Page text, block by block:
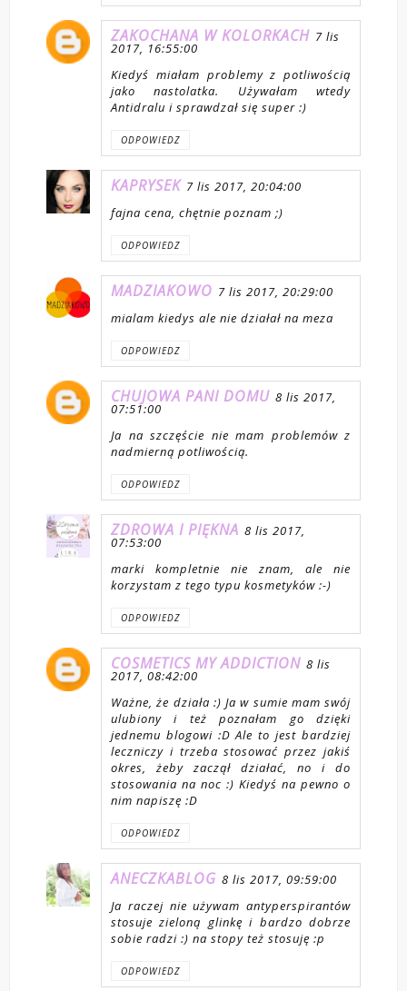
ZAKOCHANA W KOLORKACH 7 lis
2017, 16:55:00
Kiedyś miałam problemy z potliwością
jako nastolatka. Używałam wtedy
Antidralu i sprawdzał się super :)
ODPOWIEDZ
KAPRYSEK 7 lis 2017, 20:04:00
fajna cena, chętnie poznam ;)
ODPOWIEDZ
MADZIAKOWO 7 lis 2017, 20:29:00
mialam kiedys ale nie działał na meza
ODPOWIEDZ
CHUJOWA PANI DOMU 8 lis 2017,
07:51:00
Ja na szczęście nie mam problemów z
nadmierną potliwością.
ODPOWIEDZ
ZDROWA I PIĘKNA 8 lis 2017,
07:53:00
marki kompletnie nie znam, ale nie
korzystam z tego typu kosmetyków :-)
ODPOWIEDZ
COSMETICS MY ADDICTION 8 lis
2017, 08:42:00
Ważne, że działa :) Ja w sumie mam swój
ulubiony i też poznałam go dzięki
jednemu blogowi :D Ale to jest bardziej
leczniczy i trzeba stosować przez jakiś
okres, żeby zaczął działać, no i do
stosowania na noc :) Kiedyś na pewno o
nim napiszę :D
ODPOWIEDZ
ANECZKABLOG 8 lis 2017, 09:59:00
Ja raczej nie używam antyperspirantów
stosuje zieloną glinkę i bardzo dobrze
sobie radzi :) na stopy też stosuję :p
ODPOWIEDZ